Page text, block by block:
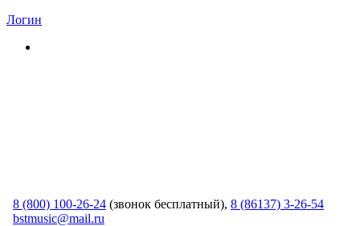
Логин
8 (800) 100-26-24 (звонок бесплатный), 8 (86137) 3-26-54
bstmusic@mail.ru